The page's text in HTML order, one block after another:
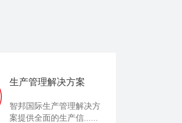
生产管理解决方案
智邦国际生产管理解决方
案提供全面的生产信......